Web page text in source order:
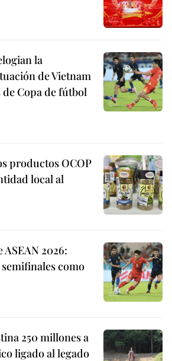
la
de Vietnam
Copa de fútbol
productos OCOP
local al
ASEAN 2026:
como
250 millones a
ligado al legado